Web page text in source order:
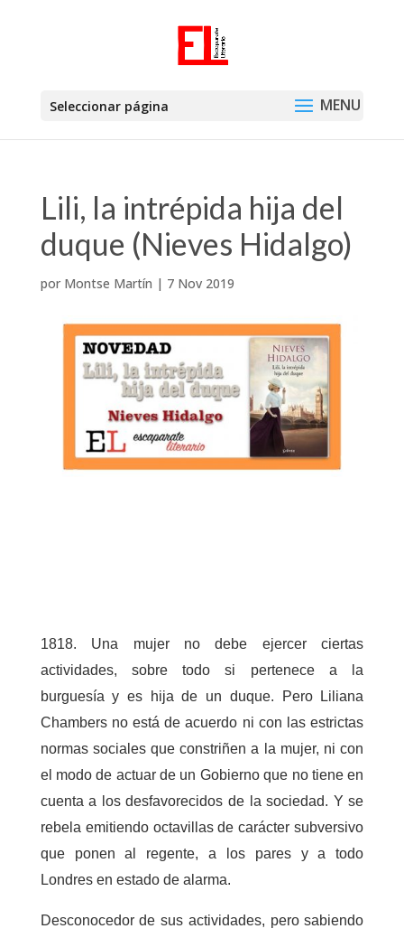
Seleccionar página
Lili, la intrépida hija del
duque (Nieves Hidalgo)
por Montse Martín | 7 Nov 2019
1818. Una mujer no debe ejercer ciertas
actividades, sobre todo si pertenece a la
burguesía y es hija de un duque. Pero Liliana
Chambers no está de acuerdo ni con las estrictas
normas sociales que constriñen a la mujer, ni con
el modo de actuar de un Gobierno que no tiene en
cuenta a los desfavorecidos de la sociedad. Y se
rebela emitiendo octavillas de carácter subversivo
que ponen al regente, a los pares y a todo
Londres en estado de alarma.
Desconocedor de sus actividades, pero sabiendo